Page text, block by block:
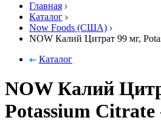
Главная
Каталог
Now Foods (США)
NOW Калий Цитрат 99 мг,
Каталог
NOW Калий
Potassium Citrate